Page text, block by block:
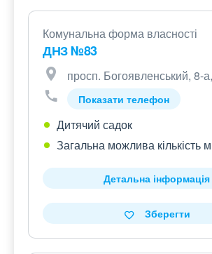
Комунальна форма власності
ДНЗ №83
просп. Богоявленський, 8-
Показати телефон
Дитячий садок
Загальна можлива кількість
Детальна інформація
Зберегти